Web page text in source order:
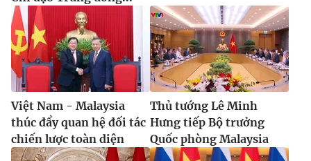
Việt Nam - Malaysia
thúc đẩy quan hệ đối tác
chiến lược toàn diện
Thủ tướng Lê Minh
Hưng tiếp Bộ trưởng
Quốc phòng Malaysia